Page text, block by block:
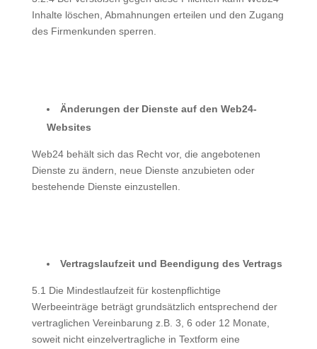
Inhalte löschen, Abmahnungen erteilen und den Zugang
des Firmenkunden sperren.
Änderungen der Dienste auf den Web24-
Websites
Web24 behält sich das Recht vor, die angebotenen
Dienste zu ändern, neue Dienste anzubieten oder
bestehende Dienste einzustellen.
Vertragslaufzeit und Beendigung des Vertrags
5.1 Die Mindestlaufzeit für kostenpflichtige
Werbeeinträge beträgt grundsätzlich entsprechend der
vertraglichen Vereinbarung z.B. 3, 6 oder 12 Monate,
soweit nicht einzelvertragliche in Textform eine